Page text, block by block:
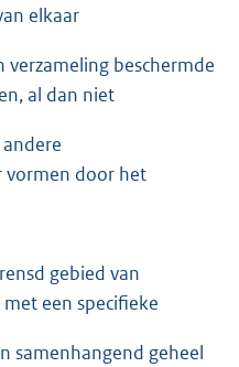
elkaar
verzameling beschermde
al dan niet
vormen door het
gebied van
een specifieke
samenhangend geheel